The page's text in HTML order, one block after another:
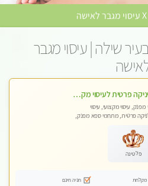
X עיסוי מגבר לאישה
שילה | עיסוי מגבר
קליניקה פרטית לעיסוי מקצועי ואלטרנטיבי ברמה גבוהה VIP תתקשר ..... highly recommended..new in the city
מפנק, עיסוי מקצועי, עיסוי
פרטית, מתחמי ספא מפנק,
עיסוי מגבר לגבר, עיסוי מגבר
פלטינה
מקלחת
חניה חינם